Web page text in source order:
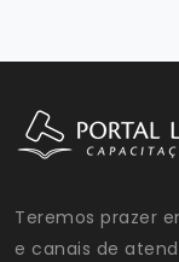
Teremos prazer
e canais de